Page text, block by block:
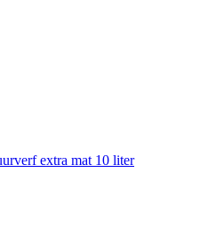
extra mat 10 liter